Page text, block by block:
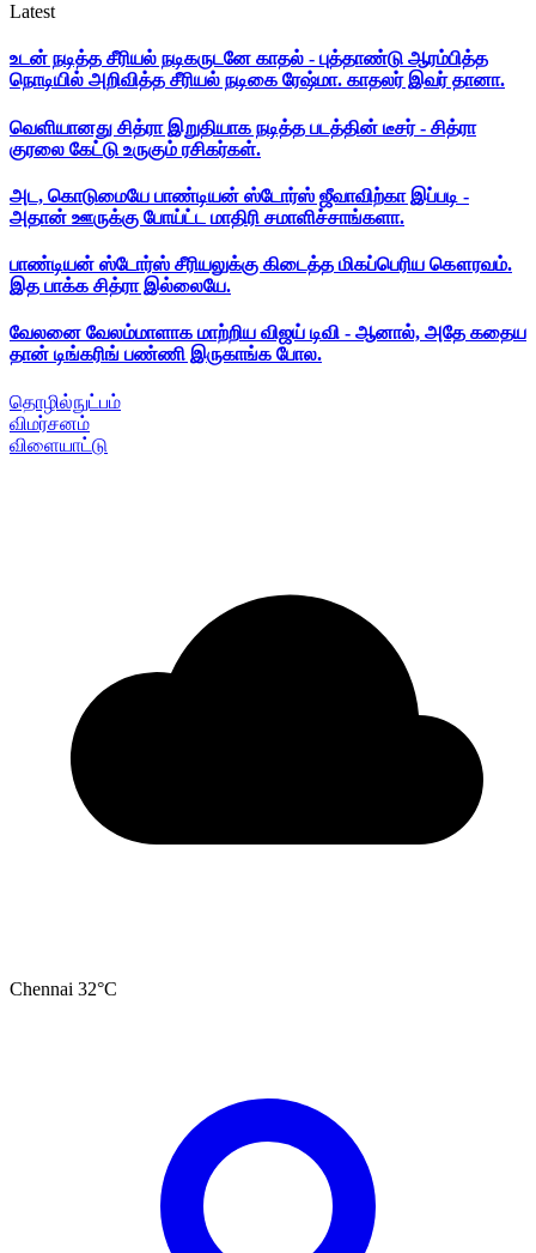
Latest
உடன் நடித்த சீரியல் நடிகருடனே காதல் - புத்தாண்டு ஆரம்பித்த
நொடியில் அறிவித்த சீரியல் நடிகை ரேஷ்மா. காதலர் இவர் தானா.
வெளியானது சித்ரா இறுதியாக நடித்த படத்தின் டீசர் - சித்ரா
குரலை கேட்டு உருகும் ரசிகர்கள்.
அட, கொடுமையே பாண்டியன் ஸ்டோர்ஸ் ஜீவாவிற்கா இப்படி -
அதான் ஊருக்கு போய்ட்ட மாதிரி சமாளிச்சாங்களா.
பாண்டியன் ஸ்டோர்ஸ் சீரியலுக்கு கிடைத்த மிகப்பெரிய கௌரவம்.
இத பாக்க சித்ரா இல்லையே.
வேலனை வேலம்மாளாக மாற்றிய விஜய் டிவி - ஆனால், அதே கதைய
தான் டிங்கரிங் பண்ணி இருகாங்க போல.
தொழில்நுட்பம்
விமர்சனம்
விளையாட்டு
Chennai 32°C